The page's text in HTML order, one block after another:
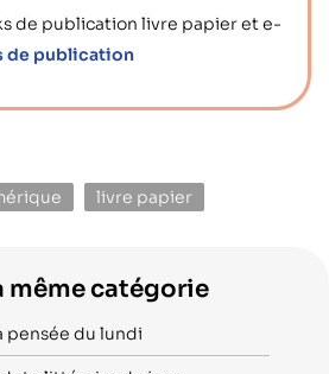
de publication livre papier et e-
de publication
livre papier
même catégorie
pensée du lundi